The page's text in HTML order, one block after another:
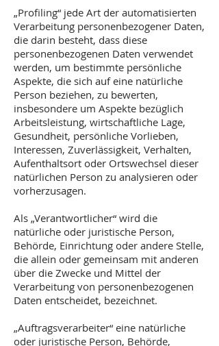
„Profiling“ jede Art der automatisierten
Verarbeitung personenbezogener Daten,
die darin besteht, dass diese
personenbezogenen Daten verwendet
werden, um bestimmte persönliche
Aspekte, die sich auf eine natürliche
Person beziehen, zu bewerten,
insbesondere um Aspekte bezüglich
Arbeitsleistung, wirtschaftliche Lage,
Gesundheit, persönliche Vorlieben,
Interessen, Zuverlässigkeit, Verhalten,
Aufenthaltsort oder Ortswechsel dieser
natürlichen Person zu analysieren oder
vorherzusagen.
Als „Verantwortlicher“ wird die
natürliche oder juristische Person,
Behörde, Einrichtung oder andere Stelle,
die allein oder gemeinsam mit anderen
über die Zwecke und Mittel der
Verarbeitung von personenbezogenen
Daten entscheidet, bezeichnet.
„Auftragsverarbeiter“ eine natürliche
oder juristische Person, Behörde,